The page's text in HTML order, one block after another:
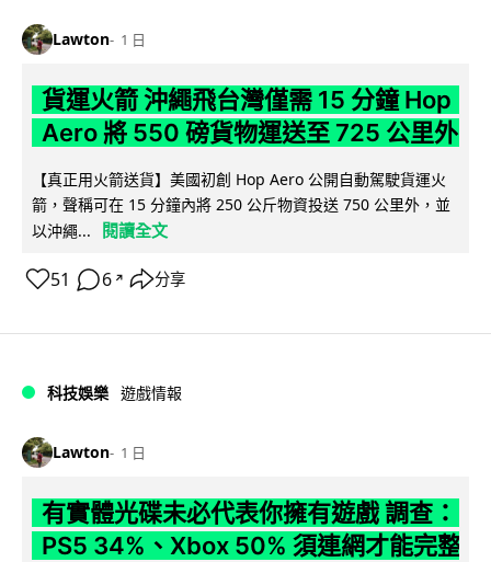
Lawton 1 日
貨運火箭 沖繩飛台灣僅需 15 分鐘 Hop
Aero 將 550 磅貨物運送至 725 公里外
【真正用火箭送貨】美國初創 Hop Aero 公開自動駕駛貨運火
箭，聲稱可在 15 分鐘內將 250 公斤物資投送 750 公里外，並
以沖繩...
閱讀全文
51 6 ↗ 分享
科技娛樂 遊戲情報
Lawton 1 日
有實體光碟未必代表你擁有遊戲 調查：
PS5 34%、Xbox 50% 須連網才能完整